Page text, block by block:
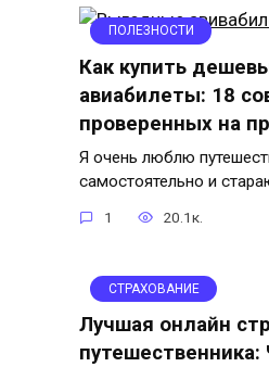
ПОЛЕЗНОСТИ
Как купить
авиабилеты: 18
проверенных на
Я очень люблю
самостоятельно и
1 20.1к.
СТРАХОВАНИЕ
Лучшая онлайн
путешественника: